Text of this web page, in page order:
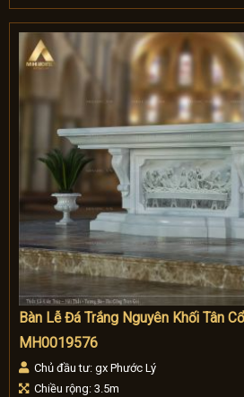
Bàn Lễ Đá Trắng Nguyên Khối Tân
MH0019576
Chủ đầu tư: gx Phước Lý
Chiều rộng: 3.5m